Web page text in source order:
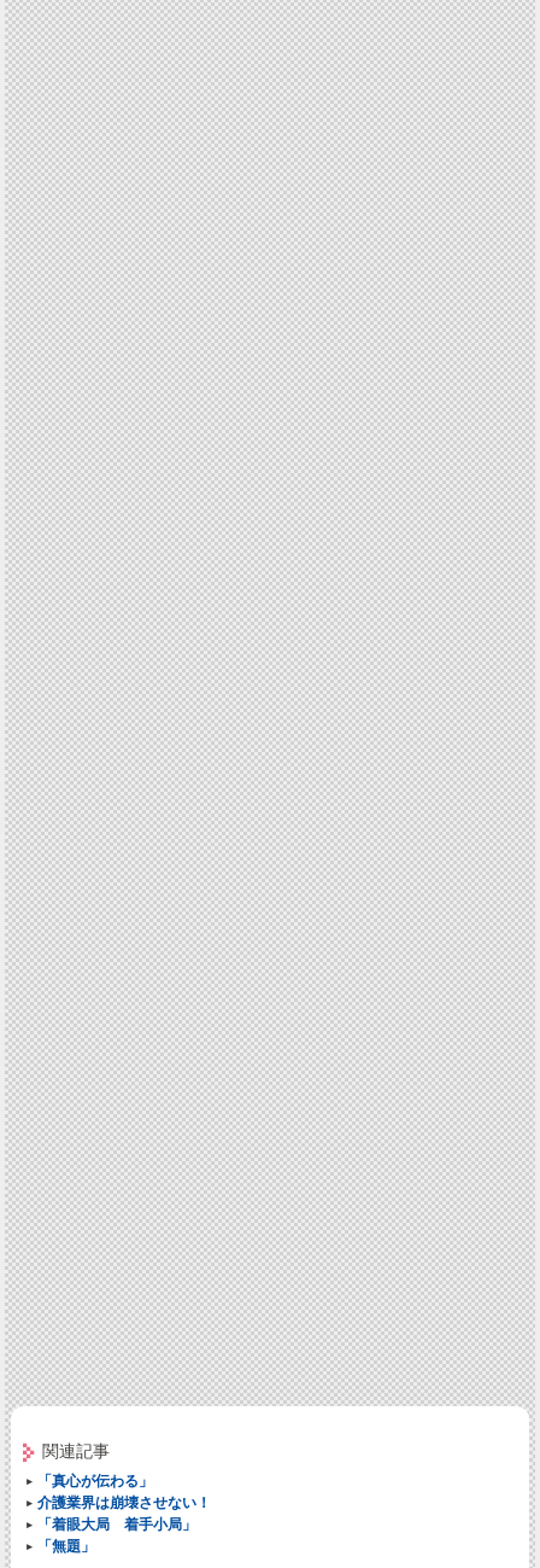
関連記事
「真心が伝わる」
介護業界は崩壊させない！
「着眼大局 着手小局」
「無題」